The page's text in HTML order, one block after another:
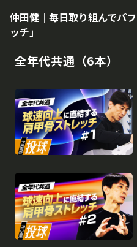
仲田健｜毎日取り組んでパ
ッチ」
全年代共通（6本）